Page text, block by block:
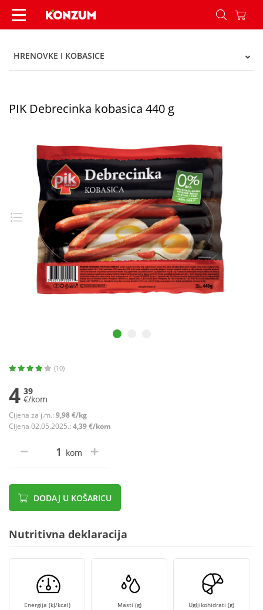
PIK Debrecinka kobasica 440 g - Konzum
HRENOVKE I KOBASICE
PIK Debrecinka kobasica 440 g
(10)
4 39
€/kom
Cijena za j.m.: 9,98 €/kg
Cijena 02.05.2025.: 4,39 €/kom
kom
DODAJ U KOŠARICU
Nutritivna deklaracija
Energija (kJ/kcal) Masti (g) Ugljikohidrati (g)